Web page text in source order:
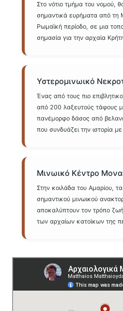
Στο νότιο τμήμα του νομού,
σημαντικά ευρήματα από τη
Ρωμαϊκή περίοδο, σε μια
σημασία για την αρχαία
Υστερομινωικό
Ένας από τους πιο
από 200 λαξευτούς τάφους
πανέμορφο δάσος από
που συνδυάζει την ιστορία
Μινωικό Κέντρο
Στην κοιλάδα του Αμαρίου,
σημαντικού μινωικού
αποκαλύπτουν τον τρόπο
των αρχαίων κατοίκων της
Πληροφορίες για
Για μια ολοκληρωμένη εμπειρία,
ενημερώνεστε για τα ωράρια